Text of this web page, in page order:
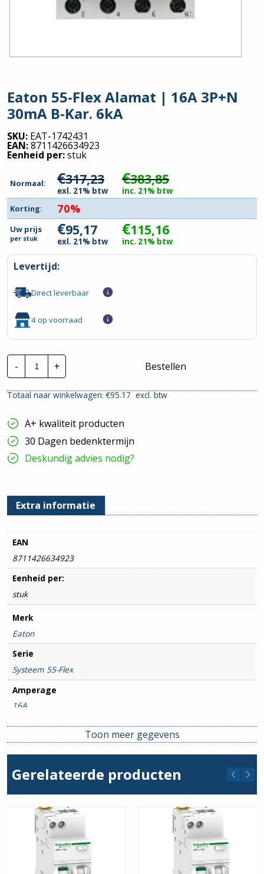
Eaton 55-Flex Alamat | 16A 3P+N
30mA B-Kar. 6kA
SKU: EAT-1742431
EAN:8711426634923
Eenheid per:stuk
Normaal: €317,23
exl. 21% btw
€383,85
inc. 21% btw
Korting:
70%
Uw prijs
per stuk €95,17
exl. 21% btw
€115,16
inc. 21% btw
Levertijd:
Direct leverbaar
4 op voorraad
-
Eaton
55-
Flex
|
3P+N
30mA
B-
Kar.
6kA
hoeveelheid
+ Bestellen
Totaal naar winkelwagen: €95.17excl. btw
A+ kwaliteit producten
30 Dagen bedenktermijn
Deskundig advies nodig?
Extra informatie
EAN
8711426634923
Eenheid per:
stuk
Merk
Eaton
Serie
Systeem 55-Flex
Amperage
16A
Uitsch. karakteristiek
B
4P
Nom. Foutstroom
Toon meer gegevens
Gerelateerde producten